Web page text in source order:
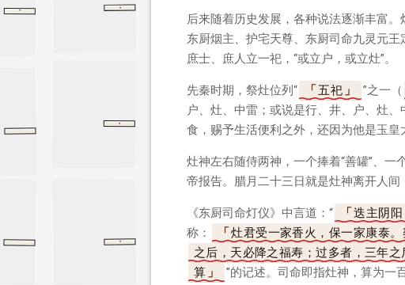
识传
· 窦仪传
·
八佾
·
祭法
·
后来随着历史发展，各种说法逐渐丰富
东厨烟主、护宅天尊、东厨司命九灵元王
庶士、庶人立一祀，“或立户，或立灶”。
先秦时期，祭灶位列“ 五祀 ”之一（
户、灶、中雷；或说是行、井、户、灶
食，赐予生活便利之外，还因为他是玉皇
灶神左右随侍两神，一个捧着“善罐”、
帝报告。腊月二十三日就是灶神离开人间
《东厨司命灯仪》中言道：“ 迭主阴
称：
灶君受一家香火，保一家康泰
之后，天必降之福寿；过多者，三年
算
”的记述。司命即指灶神，算为一